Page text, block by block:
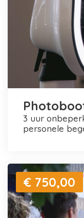
3 uur onbeperkt foto's maken en printen +
personele
€ 750,00